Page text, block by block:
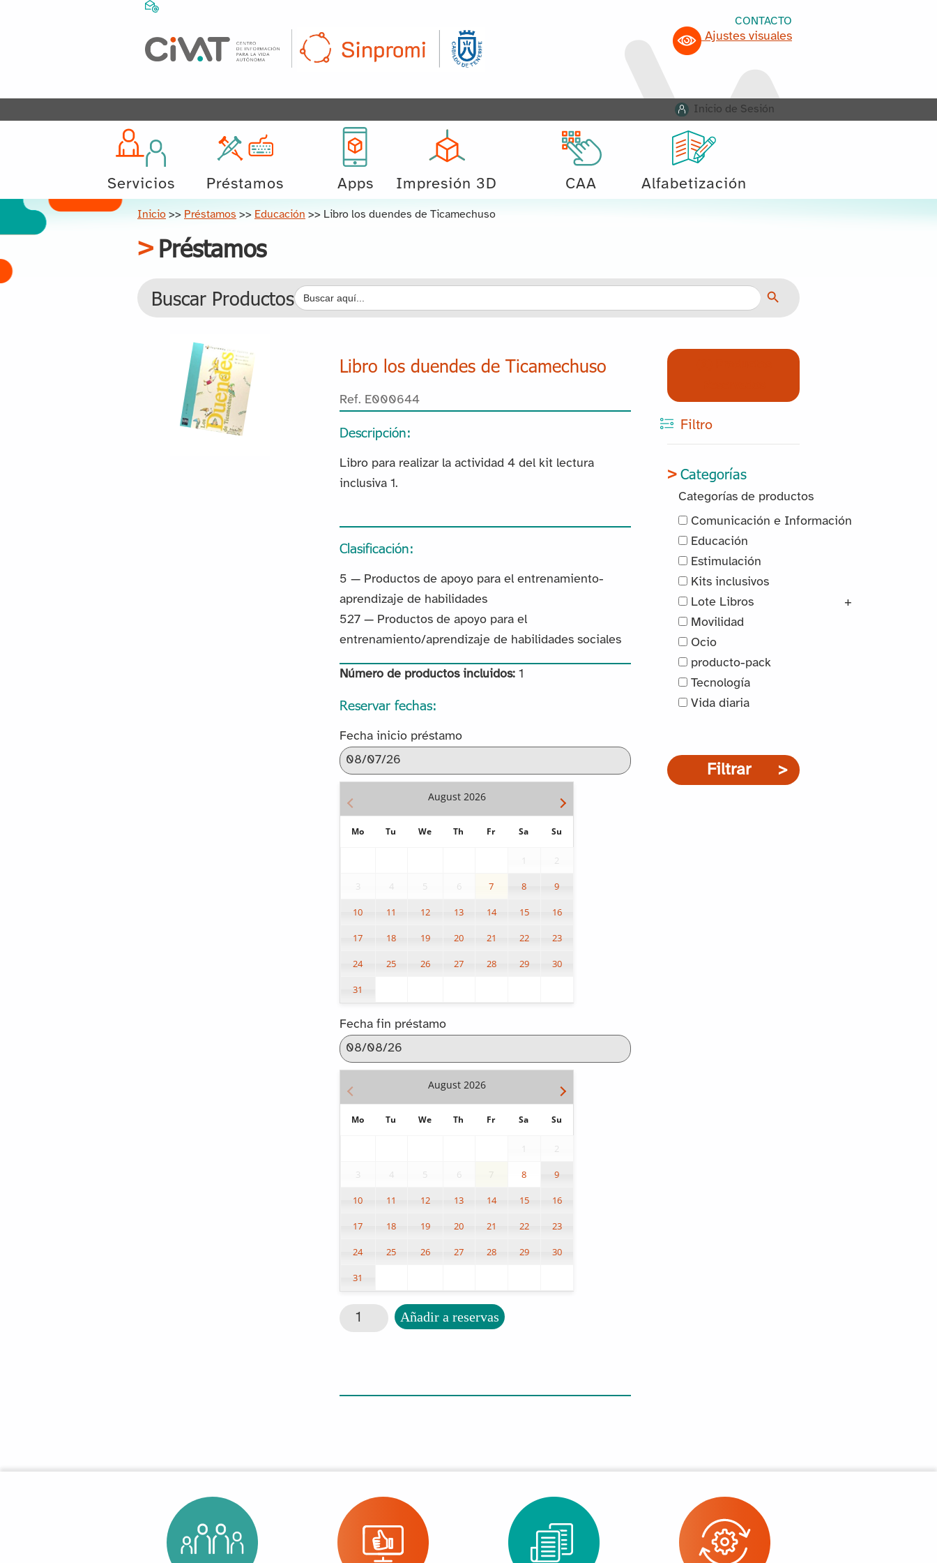
CONTACTO
Ajustes visuales
Inicio de Sesión
Servicios Préstamos Apps Impresión 3D CAA Alfabetización
Inicio >> Préstamos >> Educación >> Libro los duendes de Ticamechuso
Préstamos
Buscar ProductosBuscar: Botón de búsqueda
Libro los duendes de Ticamechuso
Ref. E000644
Descripción:
Libro para realizar la actividad 4 del kit lectura
inclusiva 1.
Clasificación:
5 — Productos de apoyo para el entrenamiento-
aprendizaje de habilidades
527 — Productos de apoyo para el
entrenamiento/aprendizaje de habilidades sociales
Número de productos incluidos:1
Reservar fechas:
Fecha inicio préstamo
August 2026
Mo Tu We Th Fr Sa Su
2
3 4 5 6 7 8 9
10 11 12 13 14 15 16
17 18 19 20 21 22 23
24 25 26 27 28 29 30
31
Fecha fin préstamo
August 2026
Mo Tu We Th Fr Sa Su
2
3 4 5 6 7 8 9
10 11 12 13 14 15 16
17 18 19 20 21 22 23
24 25 26 27 28 29 30
31
Libro los duendes de Ticamechuso cantidad
Añadir a reservas
Filtro
Categorías
Categorías de productos
Comunicación e Información
Educación
Estimulación
Kits inclusivos
Lote Libros
+
Movilidad
Ocio
producto-pack
Tecnología
Vida diaria
Filtrar